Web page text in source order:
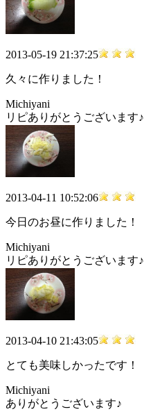
2013-05-19 21:37:25
久々に作りました！
Michiyani
リピありがとうございます♪
2013-04-11 10:52:06
今日のお昼に作りました！
Michiyani
リピありがとうございます♪
2013-04-10 21:43:05
とても美味しかったです！
Michiyani
ありがとうございます♪